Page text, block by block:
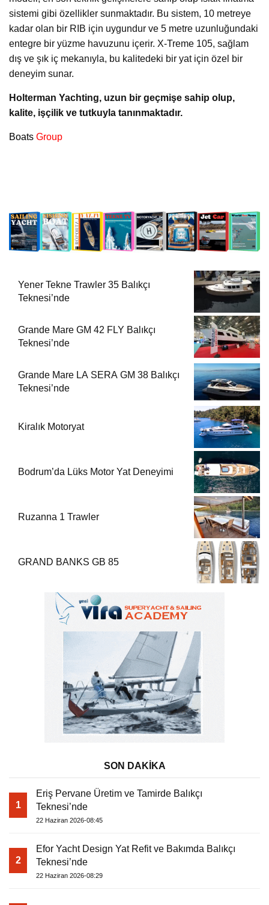
sistemi gibi özellikler sunmaktadır. Bu sistem, 10 metreye
kadar olan bir RIB için uygundur ve 5 metre uzunluğundaki
entegre bir yüzme havuzunu içerir. X-Treme 105, sağlam
dış ve şık iç mekanıyla, bu kalitedeki bir yat için özel bir
deneyim sunar.
Holterman Yachting, uzun bir geçmişe sahip olup,
kalite, işçilik ve tutkuyla tanınmaktadır.
Boats Group
Yener Tekne Trawler 35 Balıkçı
Teknesi’nde
Grande Mare GM 42 FLY Balıkçı
Teknesi’nde
Grande Mare LA SERA GM 38 Balıkçı
Teknesi’nde
Kiralık Motoryat
Bodrum’da Lüks Motor Yat Deneyimi
Ruzanna 1 Trawler
GRAND BANKS GB 85
SON DAKİKA
1
Eriş Pervane Üretim ve Tamirde Balıkçı
Teknesi’nde
22 Haziran 2026-08:45
2
Efor Yacht Design Yat Refit ve Bakımda Balıkçı
Teknesi’nde
22 Haziran 2026-08:29